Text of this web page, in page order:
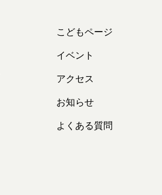
こどもページ
イベント
アクセス
お知らせ
よくある質問